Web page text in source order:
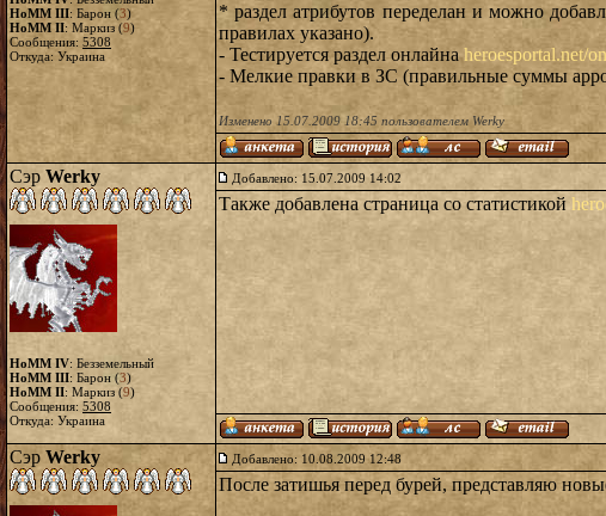
HoMM III: Барон (3)
HoMM II: Маркиз (9)
Сообщения: 5308
Откуда: Украина
* раздел атрибутов переделан и можно
правилах указано).
- Тестируется раздел онлайнаheroesportal.net/
- Мелкие правки в ЗС (правильные суммы
Изменено 15.07.2009 18:45 пользователем Werky
Сэр Werky
HoMM IV: Безземельный
HoMM III: Барон (3)
HoMM II: Маркиз (9)
Сообщения: 5308
Откуда: Украина
Добавлено: 15.07.2009 14:02
Также добавлена страница со статистикой
Сэр Werky Добавлено: 10.08.2009 12:48
После затишья перед бурей, представляю